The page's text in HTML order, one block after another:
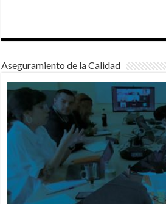
Aseguramiento de la Calidad